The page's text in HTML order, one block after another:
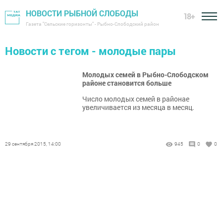
НОВОСТИ РЫБНОЙ СЛОБОДЫ
Газета "Сельские горизонты" - Рыбно-Слободский район
18+
Новости с тегом - молодые пары
Молодых семей в Рыбно-Слободском
районе становится больше
Число молодых семей в районае
увеличивается из месяца в месяц.
29 сентября 2015, 14:00 945 0 0